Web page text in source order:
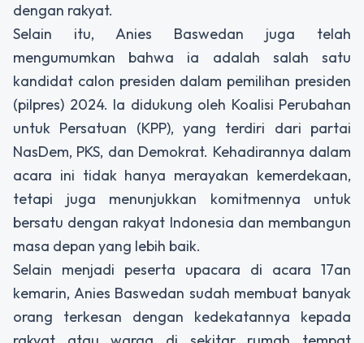
dengan rakyat.
Selain itu, Anies Baswedan juga telah
mengumumkan bahwa ia adalah salah satu
kandidat calon presiden dalam pemilihan presiden
(pilpres) 2024. Ia didukung oleh Koalisi Perubahan
untuk Persatuan (KPP), yang terdiri dari partai
NasDem, PKS, dan Demokrat. Kehadirannya dalam
acara ini tidak hanya merayakan kemerdekaan,
tetapi juga menunjukkan komitmennya untuk
bersatu dengan rakyat Indonesia dan membangun
masa depan yang lebih baik.
Selain menjadi peserta upacara di acara 17an
kemarin, Anies Baswedan sudah membuat banyak
orang terkesan dengan kedekatannya kepada